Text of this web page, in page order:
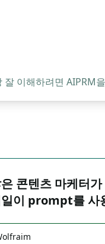
이해하려면 AIPRM
콘텐츠 마케터
일이 prompt를 사